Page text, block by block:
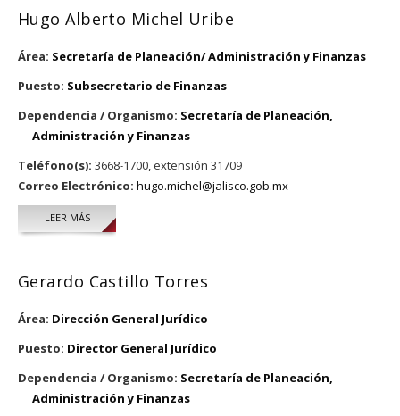
Hugo Alberto Michel Uribe
Área: Secretaría de Planeación/ Administración y Finanzas
Puesto: Subsecretario de Finanzas
Dependencia / Organismo: Secretaría de Planeación,
Administración y Finanzas
Teléfono(s): 3668-1700, extensión 31709
Correo Electrónico: hugo.michel@jalisco.gob.mx
LEER MÁSSOBRE HUGO ALBERTO MICHEL URIBE
Gerardo Castillo Torres
Área: Dirección General Jurídico
Puesto: Director General Jurídico
Dependencia / Organismo: Secretaría de Planeación,
Administración y Finanzas